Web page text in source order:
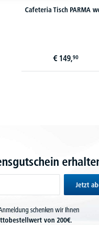
Cafeteria Tisch PARMA
€ 149,90
Jetzt
schenken wir Ihnen
von 200€.